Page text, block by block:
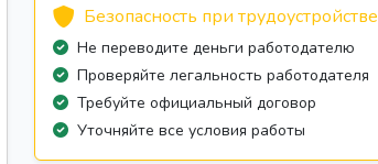
Безопасность при трудоустройстве
Не переводите деньги работодателю
Проверяйте легальность работодателя
Требуйте официальный договор
Уточняйте все условия работы